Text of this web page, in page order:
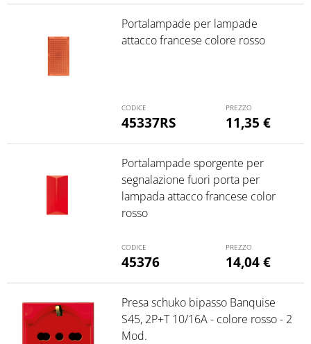
45337RS
Portalampade per lampade
attacco francese colore rosso
11,35 €
45376
Portalampade sporgente per
segnalazione fuori porta per
lampada attacco francese color
rosso
14,04€
Presa schuko bipasso Banquise
S45, 2P+T 10/16A - colore rosso - 2
Mod.